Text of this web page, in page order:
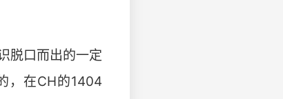
脱口而出的一定
，在CH的1404